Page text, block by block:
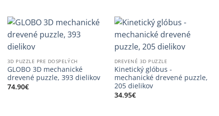
3D PUZZLE PRE DOSPELÝCH
GLOBO 3D mechanické
drevené puzzle, 393 dielikov
74.90€
DREVENÉ 3D PUZZLE
Kinetický glóbus -
mechanické drevené puzzle,
205 dielikov
34.95€